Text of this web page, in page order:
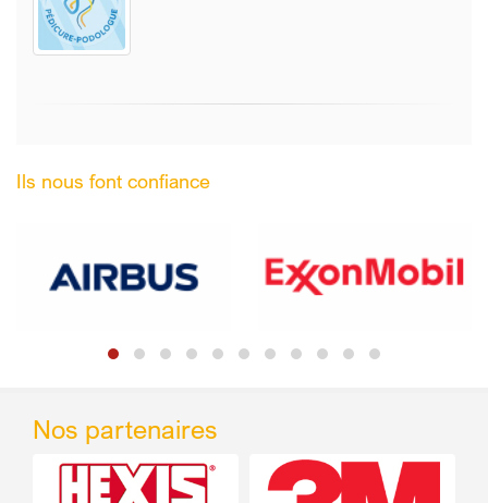
Ils nous font confiance
Nos partenaires